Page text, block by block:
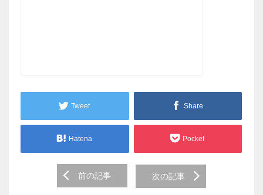
Tweet Share
Hatena Pocket
navigation
前の記事 次の記事